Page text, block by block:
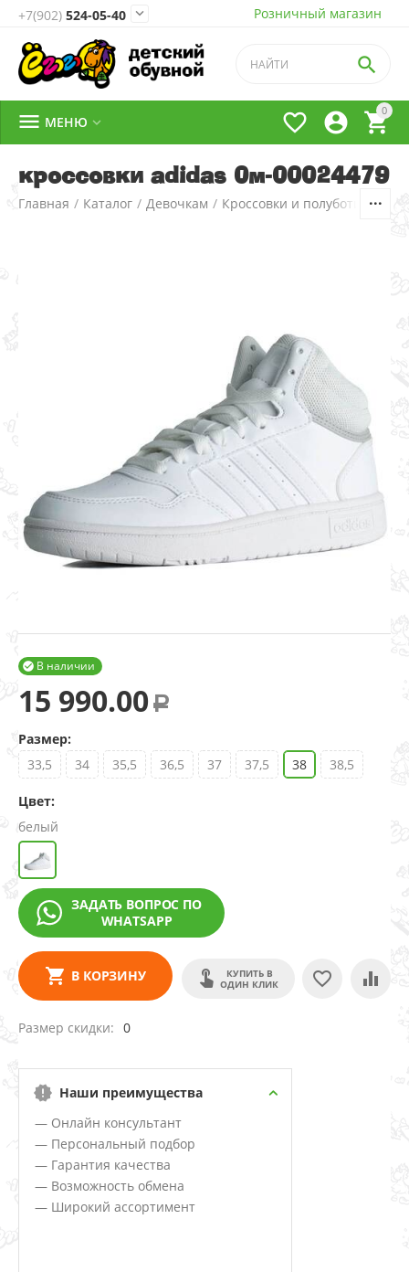
Розничный магазин
+7(902) 524-05-40 
0




 МЕНЮ 
кроссовки adidas 0м-00024479
Главная / Каталог / Девочкам / Кроссовки и полуботинки
В наличии

15 990.00 Р
Размер:
33,5
34 35,5 36,5 37 37,5 38 38,5
Цвет:
белый
ЗАДАТЬ ВОПРОС ПО
WHATSAPP
В КОРЗИНУ
КУПИТЬ В
ОДИН КЛИК
Размер скидки 0
Наши преимущества
— Онлайн консультант
— Персональный подбор
— Гарантия качества
— Возможность обмена
— Широкий ассортимент